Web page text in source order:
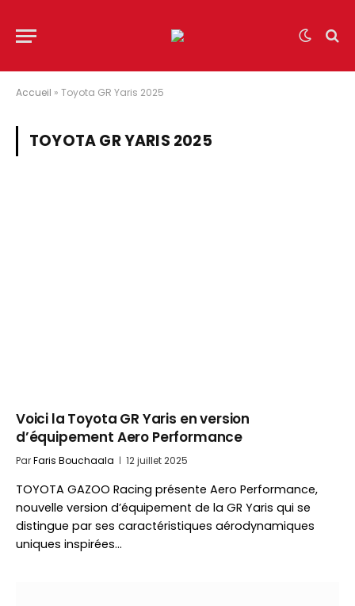
Accueil » Toyota GR Yaris 2025
TOYOTA GR YARIS 2025
Voici la Toyota GR Yaris en version
d’équipement Aero Performance
ParFaris Bouchaala 12 juillet 2025
TOYOTA GAZOO Racing présente Aero Performance,
nouvelle version d’équipement de la GR Yaris qui se
distingue par ses caractéristiques aérodynamiques
uniques inspirées…